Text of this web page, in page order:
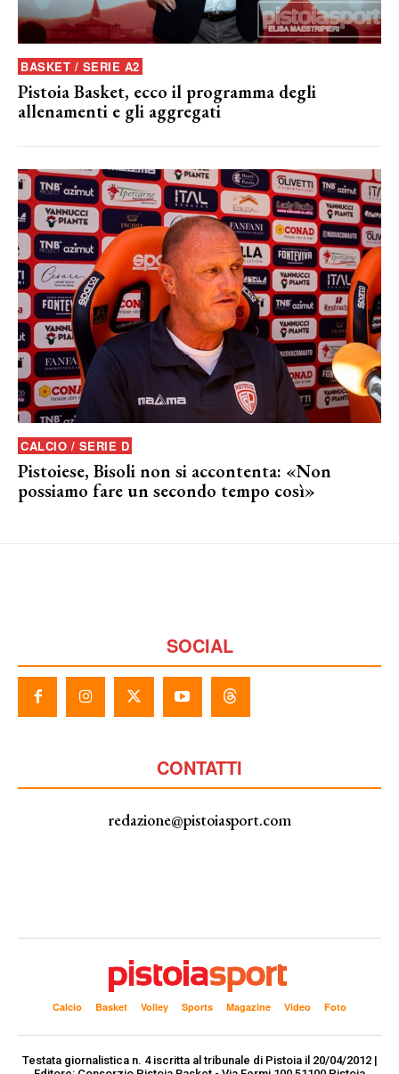
BASKET / SERIE A2
Pistoia Basket, ecco il programma degli
allenamenti e gli aggregati
CALCIO / SERIE D
Pistoiese, Bisoli non si accontenta: «Non
possiamo fare un secondo tempo così»
SOCIAL
CONTATTI
redazione@pistoiasport.com
Calcio Basket Volley Sports Magazine Video Foto
Testata giornalistica n. 4 iscritta al tribunale di Pistoia il 20/04/2012 |